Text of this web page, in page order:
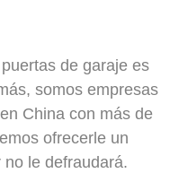
de garaje es
somos empresas
China con más de
ofrecerle un
le defraudará.